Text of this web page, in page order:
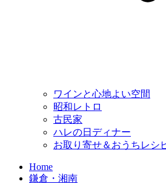
ワインと心地よい空間
昭和レトロ
古民家
ハレの日ディナー
お取り寄せ＆おうちレシ
Home
鎌倉・湘南